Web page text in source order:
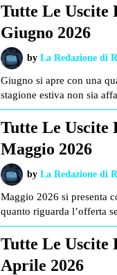
Tutte Le Uscite
Giugno 2026
by La Redazione di
Giugno si apre con una
stagione estiva non sia
Tutte Le Uscite
Maggio 2026
by La Redazione di
Maggio 2026 si presenta
quanto riguarda l’offerta
Tutte Le Uscite
Aprile 2026